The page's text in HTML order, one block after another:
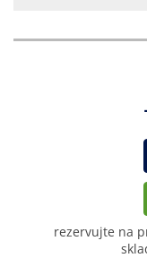
rezervujte na